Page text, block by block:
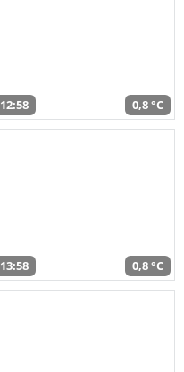
12:58 0,8 °C
13:58 0,8 °C